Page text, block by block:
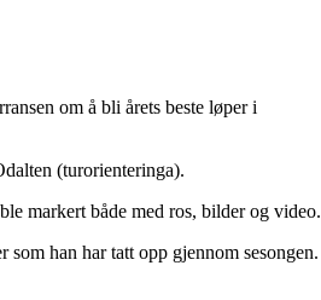
om å bli årets beste løper i
(turorienteringa).
markert både med ros, bilder og video.
han har tatt opp gjennom sesongen.